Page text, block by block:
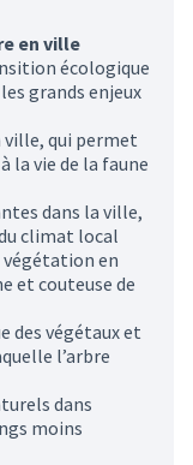
en ville
écologique
grands enjeux
qui permet
la vie de la faune
dans la ville,
climat local
végétation en
et couteuse de
des végétaux et
l’arbre
dans
moins